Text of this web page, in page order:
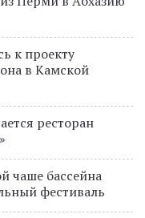
к проекту
в Камской
ресторан
чаше бассейна
фестиваль